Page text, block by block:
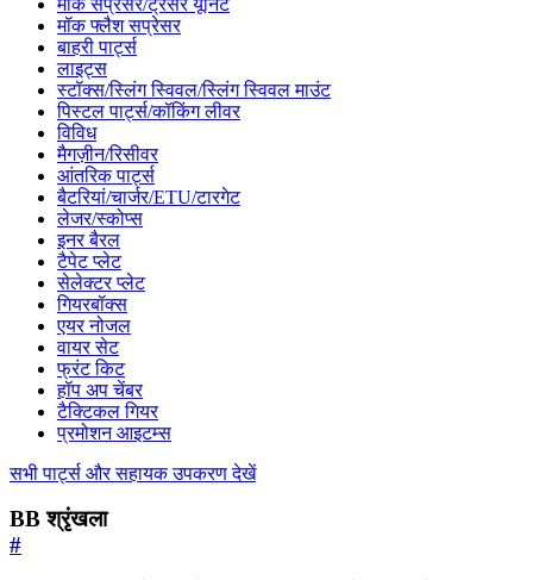
मॉक फ्लैश सप्रेसर
बाहरी पार्ट्स
लाइट्स
स्टॉक्स/स्लिंग स्विवल/स्लिंग स्विवल माउंट
पिस्टल पार्ट्स/कॉकिंग लीवर
विविध
मैगज़ीन/रिसीवर
आंतरिक पार्ट्स
बैटरियां/चार्जर/ETU/टारगेट
लेजर/स्कोप्स
इनर बैरल
टैपेट प्लेट
सेलेक्टर प्लेट
गियरबॉक्स
एयर नोजल
वायर सेट
फ्रंट किट
हॉप अप चेंबर
टैक्टिकल गियर
प्रमोशन आइटम्स
सभी पार्ट्स और सहायक उपकरण देखें
BB श्रृंखला
#